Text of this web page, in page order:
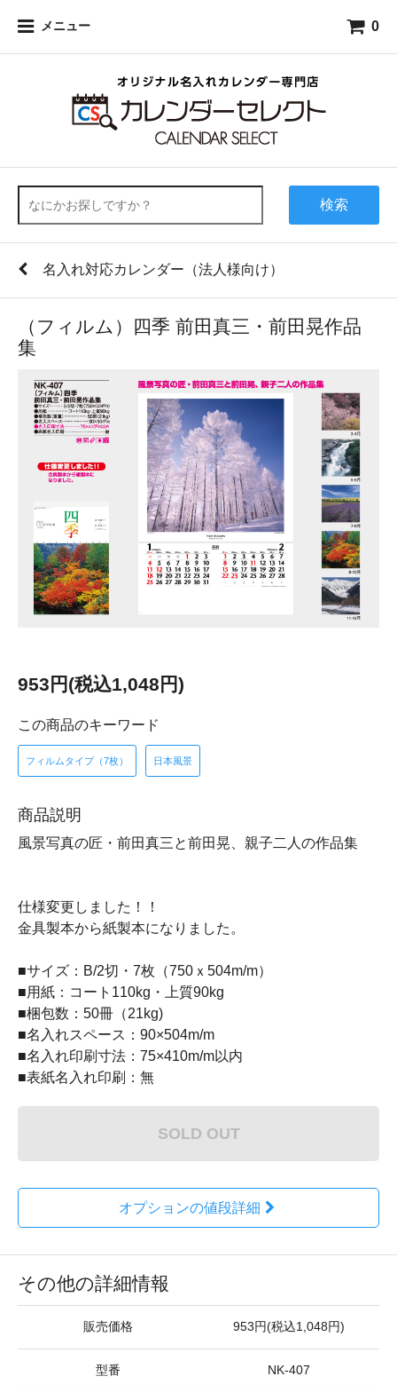
メニュー 0
検索
名入れ対応カレンダー（法人様向け）
（フィルム）四季 前田真三・前田晃作品
集
953円(税込1,048円)
この商品のキーワード
フィルムタイプ（7枚） 日本風景
商品説明
風景写真の匠・前田真三と前田晃、親子二人の作品集
仕様変更しました！！
金具製本から紙製本になりました。
■サイズ：B/2切・7枚（750ｘ504m/m）
■用紙：コート110kg・上質90kg
■梱包数：50冊（21kg)
■名入れスペース：90×504m/m
■名入れ印刷寸法：75×410m/m以内
■表紙名入れ印刷：無
SOLD OUT
オプションの値段詳細
その他の詳細情報
販売価格 953円(税込1,048円)
型番 NK-407